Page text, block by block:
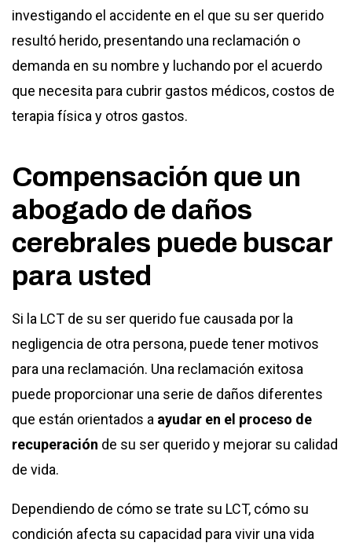
investigando el accidente en el que su ser querido
resultó herido, presentando una reclamación o
demanda en su nombre y luchando por el acuerdo
que necesita para cubrir gastos médicos, costos de
terapia física y otros gastos.
Compensación que un
abogado de daños
cerebrales puede buscar
para usted
Si la LCT de su ser querido fue causada por la
negligencia de otra persona, puede tener motivos
para una reclamación. Una reclamación exitosa
puede proporcionar una serie de daños diferentes
que están orientados a ayudar en el proceso de
recuperación de su ser querido y mejorar su calidad
de vida.
Dependiendo de cómo se trate su LCT, cómo su
condición afecta su capacidad para vivir una vida